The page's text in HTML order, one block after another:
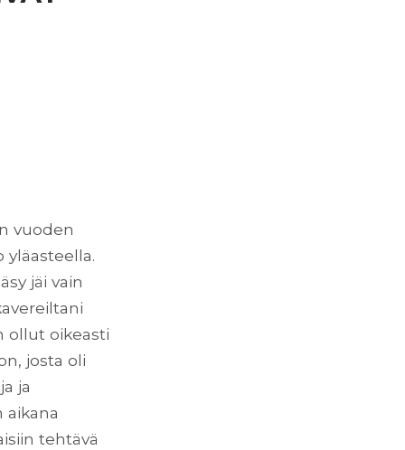
vuoden
yläasteella.
jäi vain
ollut oikeasti
josta oli
ja
aikana
tehtävä